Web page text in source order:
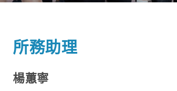
所務助理
楊蕙寧